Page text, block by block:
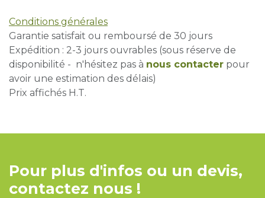
Conditions générales
Garantie satisfait ou remboursé de 30 jours
Expédition : 2-3 jours ouvrables (sous réserve de
disponibilité - n'hésitez pas à nous contacter pour
avoir une estimation des délais)
Prix affichés H.T.
Pour plus d'infos ou un devis,
contactez nous !